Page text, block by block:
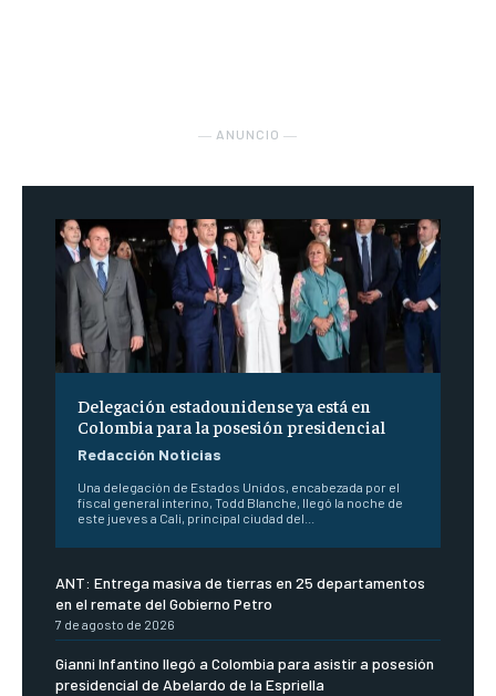
― ANUNCIO ―
Delegación estadounidense ya está en
Colombia para la posesión presidencial
Redacción Noticias
Una delegación de Estados Unidos, encabezada por el
fiscal general interino, Todd Blanche, llegó la noche de
este jueves a Cali, principal ciudad del...
ANT: Entrega masiva de tierras en 25 departamentos
en el remate del Gobierno Petro
7 de agosto de 2026
Gianni Infantino llegó a Colombia para asistir a posesión
presidencial de Abelardo de la Espriella